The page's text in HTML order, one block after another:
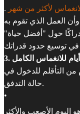
لأكثر من شهر .
العمل الذي تقوم به
حول "أفضل حياة"
من التأقلم للدخول في
حالة التدفق.
•
اليوم الأصعب والأكثر